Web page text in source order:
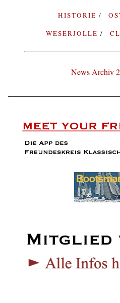
HISTORIE
WESERJOLLE
News Archiv